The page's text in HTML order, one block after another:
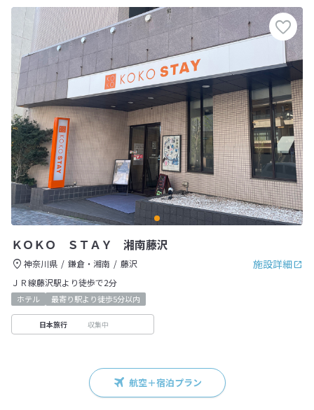
ＫＯＫＯ ＳＴＡＹ 湘南藤沢
施設詳細
神奈川県 鎌倉・湘南
藤沢
ＪＲ線藤沢駅より徒歩で2分
ホテル 最寄り駅より徒歩5分以内
日本旅行 収集中
航空＋宿泊プラン